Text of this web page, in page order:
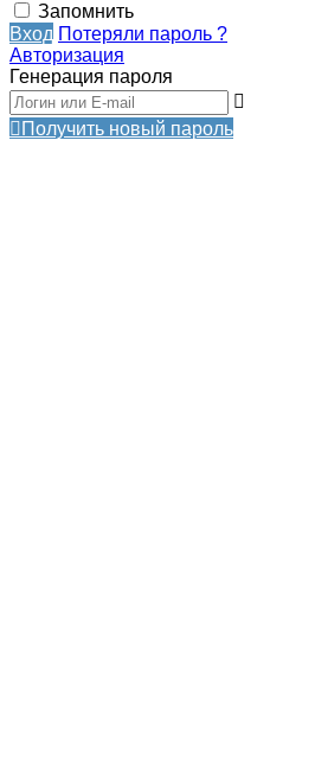
Запомнить
Вход Потеряли пароль ?
Авторизация
Генерация пароля
Получить новый пароль